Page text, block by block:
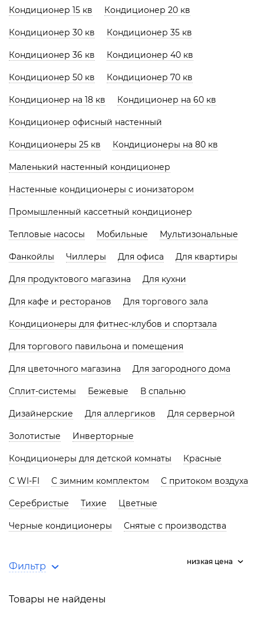
Кондиционер 15 кв Кондиционер 20 кв
Кондиционер 30 кв Кондиционер 35 кв
Кондиционер 36 кв Кондиционер 40 кв
Кондиционер 50 кв Кондиционер 70 кв
Кондиционер на 18 кв Кондиционер на 60 кв
Кондиционер офисный настенный
Кондиционеры 25 кв Кондиционеры на 80 кв
Маленький настенный кондиционер
Настенные кондиционеры с ионизатором
Промышленный кассетный кондиционер
Тепловые насосы Мобильные Мультизональные
Фанкойлы Чиллеры Для офиса Для квартиры
Для продуктового магазина Для кухни
Для кафе и ресторанов Для торгового зала
Кондиционеры для фитнес-клубов и спортзала
Для торгового павильона и помещения
Для цветочного магазина Для загородного дома
Сплит-системы Бежевые В спальню
Дизайнерские Для аллергиков Для серверной
Золотистые Инверторные
Кондиционеры для детской комнаты Красные
С WI-FI С зимним комплектом С притоком воздуха
Серебристые Тихие Цветные
Черные кондиционеры Снятые с производства
низкая цена
Фильтр
Товары не найдены